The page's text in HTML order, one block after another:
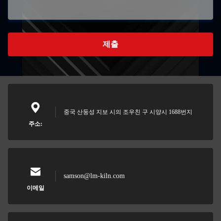
제출
주소:
중국 산둥성 지보 시의 조우친 구 시양시 1688번지
이메일
samson@lm-kiln.com